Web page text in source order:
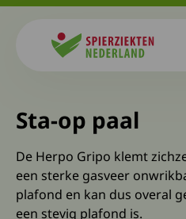
Sta-op paal
De Herpo Gripo klemt
een sterke gasveer
plafond en kan dus overal
een stevig plafond is.